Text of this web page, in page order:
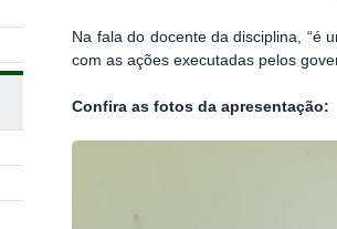
Na fala do docente da disciplina, “é
com as ações executadas pelos
Confira as fotos da apresentação: